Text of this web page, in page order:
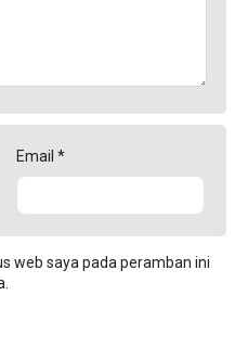
Email *
web saya pada peramban ini